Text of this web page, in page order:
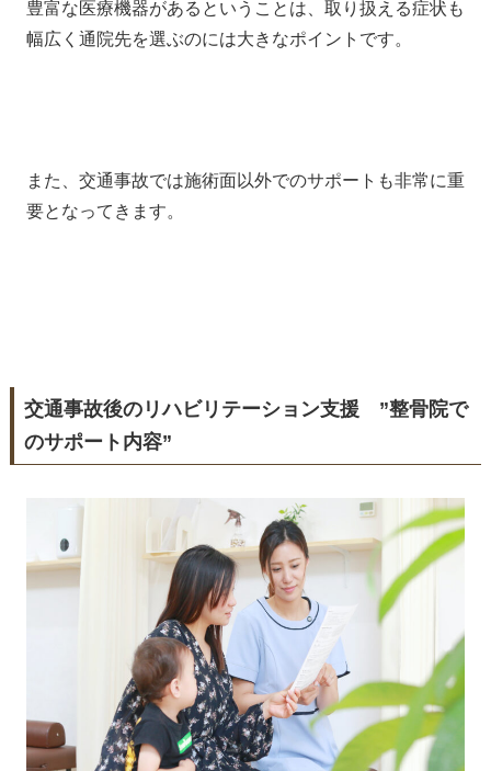
豊富な医療機器があるということは、取り扱える症状も
幅広く通院先を選ぶのには大きなポイントです。
また、交通事故では施術面以外でのサポートも非常に重
要となってきます。
交通事故後のリハビリテーション支援 ”整骨院で
のサポート内容”